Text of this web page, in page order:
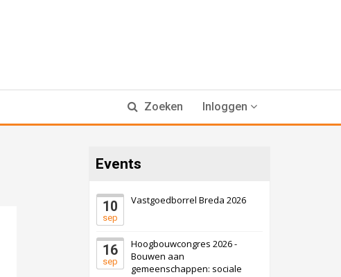
Zoeken Inloggen
Events
10
sep
Vastgoedborrel Breda 2026
16
sep
Hoogbouwcongres 2026 -
Bouwen aan
gemeenschappen: sociale